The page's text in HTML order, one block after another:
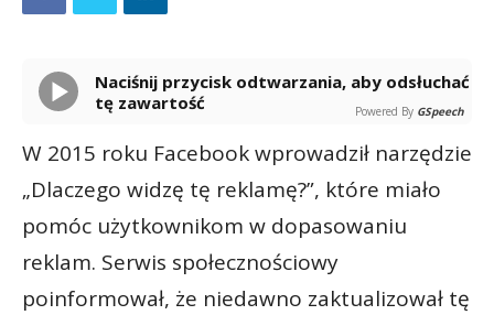
Naciśnij przycisk odtwarzania, aby odsłuchać
tę zawartość
Powered By GSpeech
W 2015 roku Facebook wprowadził narzędzie
„Dlaczego widzę tę reklamę?”, które miało
pomóc użytkownikom w dopasowaniu
reklam. Serwis społecznościowy
poinformował, że niedawno zaktualizował tę